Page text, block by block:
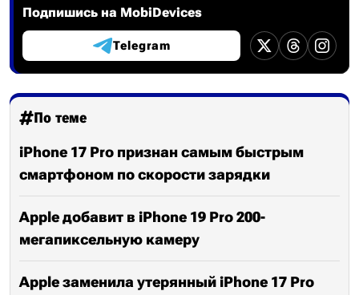
Подпишись на MobiDevices
Telegram
По теме
iPhone 17 Pro признан самым быстрым
смартфоном по скорости зарядки
Apple добавит в iPhone 19 Pro 200-
мегапиксельную камеру
Apple заменила утерянный iPhone 17 Pro